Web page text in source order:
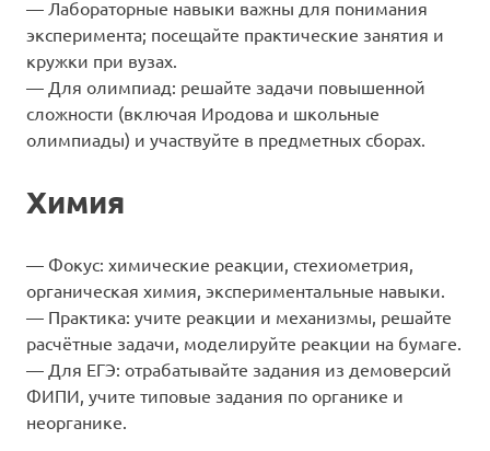
— Лабораторные навыки важны для понимания
эксперимента; посещайте практические занятия и
кружки при вузах.
— Для олимпиад: решайте задачи повышенной
сложности (включая Иродова и школьные
олимпиады) и участвуйте в предметных сборах.
Химия
— Фокус: химические реакции, стехиометрия,
органическая химия, экспериментальные навыки.
— Практика: учите реакции и механизмы, решайте
расчётные задачи, моделируйте реакции на бумаге.
— Для ЕГЭ: отрабатывайте задания из демоверсий
ФИПИ, учите типовые задания по органике и
неорганике.